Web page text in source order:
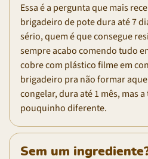
Essa é a pergunta que mais
brigadeiro de pote dura até 7
sério, quem é que consegue
sempre acabo comendo tudo
cobre com plástico filme em
brigadeiro pra não formar
congelar, dura até 1 mês, mas
pouquinho diferente.
Sem um